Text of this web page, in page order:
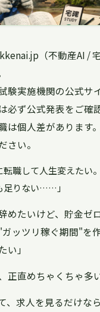
（不動産AI /
験実施機関の公式サ
必ず公式発表をご確
は個人差があります
さい。
転職して人生変えたい
足りない……」
めたいけど、貯金ゼ
ガッツリ稼ぐ期間"を
い」
正直めちゃくちゃ多い
、求人を見るだけな